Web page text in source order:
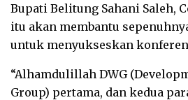
Bupati Belitung Sahani Saleh,
itu akan membantu
untuk menyukseskan
“Alhamdulillah DWG
Group) pertama, dan kedua